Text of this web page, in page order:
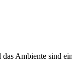
Ambiente sind